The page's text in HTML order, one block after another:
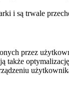
i są trwale
przez